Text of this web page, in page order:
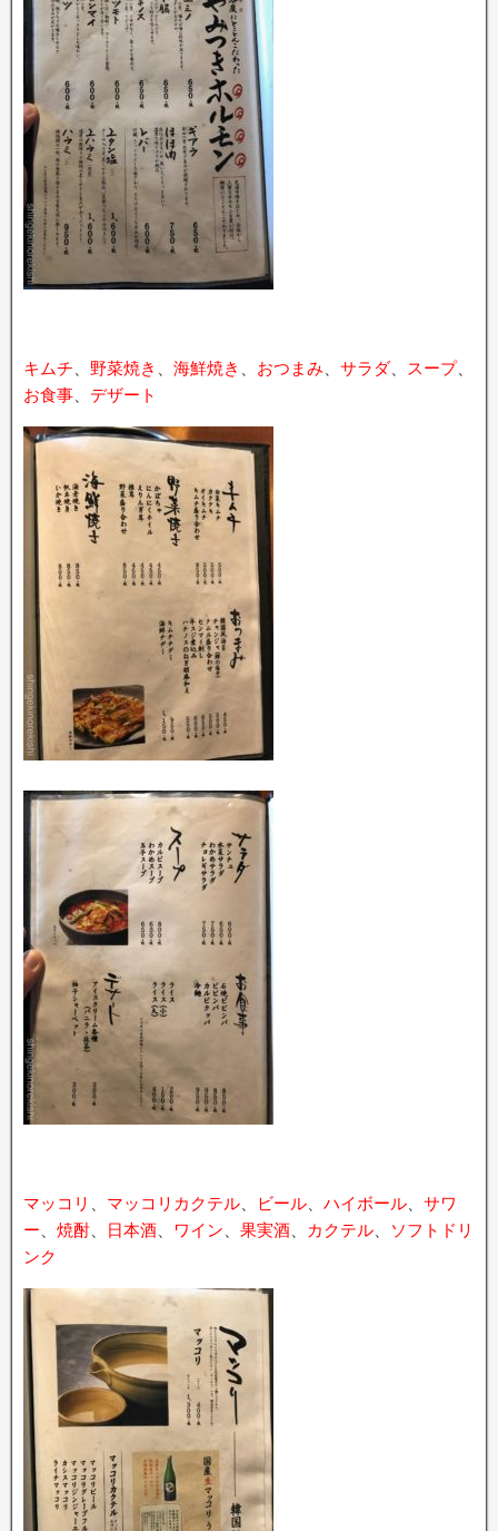
キムチ 野菜焼き 海鮮焼き おつまみ サラダ、 スープ、
お食事
デザート
マッコリ マッコリカクテル ビール ハイボール
サワ
ー
焼酎 日本酒 ワイン 果実酒 カクテル
ソフトドリ
ンク